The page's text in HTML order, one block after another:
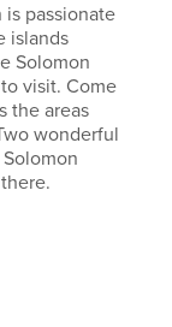
passionate
islands
Solomon
visit. Come
the areas
wonderful